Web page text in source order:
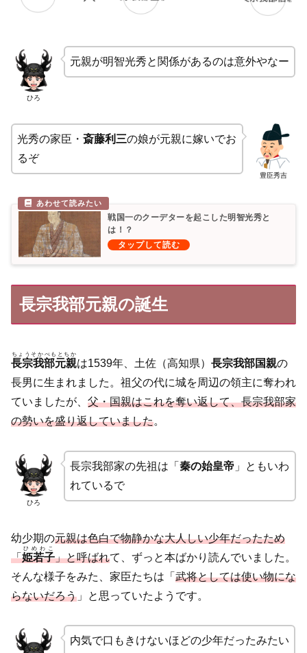
ひろ
元親が明智光秀と関係があるのは意外やなー
豊臣秀吉
光秀の家臣・斎藤利三の娘が元親に嫁いでお
るぞ
戦国一のクーデターを起こした明智光秀と
は！？
長宗我部元親の誕生
長宗我部元親
ちょうそかべもとちか
は1539年、土佐（高知県） 長宗我部国親の
長男に生まれました。祖父の代に城を周辺の領主に奪われ
ていましたが、 父・国親はこれを奪い返して、長宗我部家
の勢いを盛り返していました。
ひろ
長宗我部家の先祖は「 秦の始皇帝」ともいわ
れているで
幼少期の元親は色白で物静かな大人しい少年だったため
「姫若子
ひめわこ
」と呼ばれて、ずっと本ばかり読んでいました。
そんな様子をみた、家臣たちは「 武将としては使い物にな
らないだろう 」と思っていたようです。
内気で口もきけないほどの少年だったみたい